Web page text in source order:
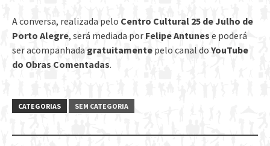
A conversa, realizada pelo Centro Cultural 25 de Julho de
Porto Alegre, será mediada por Felipe Antunes e poderá
ser acompanhada gratuitamente pelo canal do YouTube
do Obras Comentadas.
CATEGORIAS SEM CATEGORIA